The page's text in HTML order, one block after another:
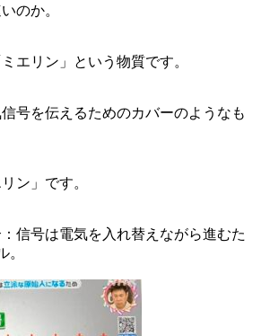
のか。
エリン」という物質です。
号を伝えるためのカバーのようなも
ン」です。
信号は電気を入れ替えながら進むた
。